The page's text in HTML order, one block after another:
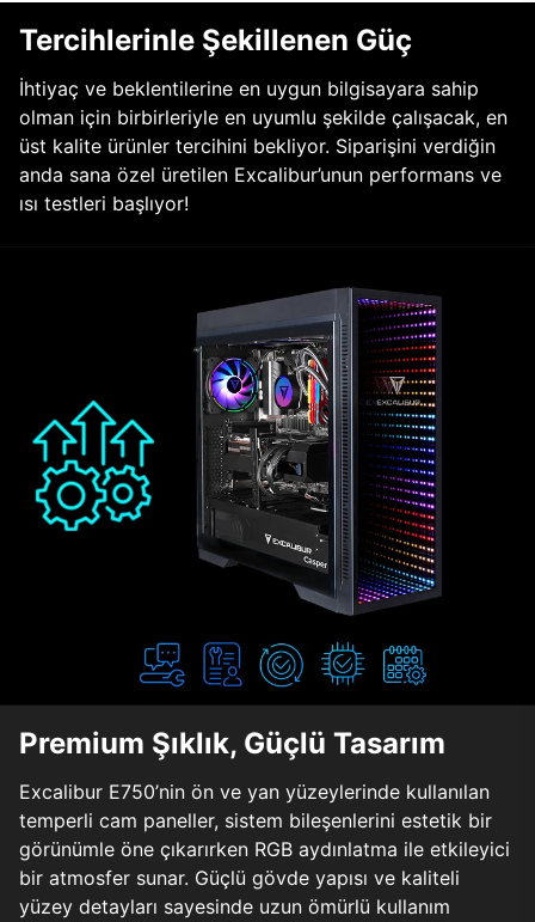
Tercihlerinle Şekillenen Güç
İhtiyaç ve beklentilerine en uygun bilgisayara sahip
olman için birbirleriyle en uyumlu şekilde çalışacak, en
üst kalite ürünler tercihini bekliyor. Siparişini verdiğin
anda sana özel üretilen Excalibur’unun performans ve
ısı testleri başlıyor!
Premium Şıklık, Güçlü Tasarım
Excalibur E750’nin ön ve yan yüzeylerinde kullanılan
temperli cam paneller, sistem bileşenlerini estetik bir
görünümle öne çıkarırken RGB aydınlatma ile etkileyici
bir atmosfer sunar. Güçlü gövde yapısı ve kaliteli
yüzey detayları sayesinde uzun ömürlü kullanım